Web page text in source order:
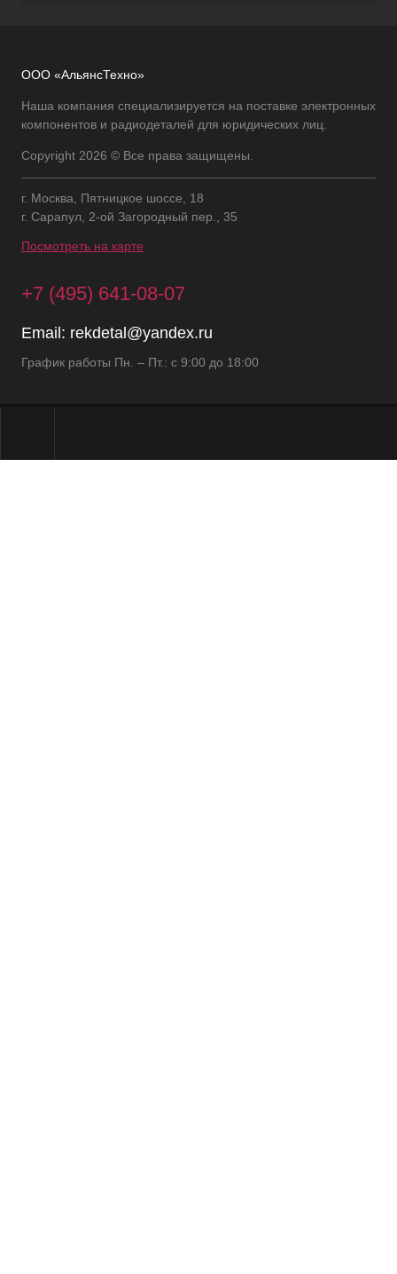
ООО «АльянсТехно»
Наша компания специализируется на поставке электронных
компонентов и радиодеталей для юридических лиц.
Copyright 2026 © Все права защищены.
г. Москва, Пятницкое шоссе, 18
г. Сарапул, 2-ой Загородный пер., 35
Посмотреть на карте
+7 (495) 641-08-07
Email: rekdetal@yandex.ru
График работы Пн. – Пт.: с 9:00 до 18:00